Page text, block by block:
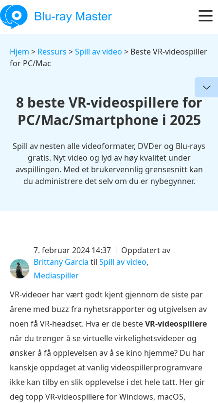
Hjem > Ressurs >Spill av video > Beste VR-videospiller
for PC/Mac
8 beste VR-videospillere for
PC/Mac/Smartphone i 2025
Spill av nesten alle videoformater, DVDer og Blu-rays
gratis. Nyt video og lyd av høy kvalitet under
avspillingen. Med et brukervennlig grensesnitt kan
du administrere det selv om du er nybegynner.
7. februar 2024 14:37
Oppdatert av
Brittany Garcia til Spill av video,
Mediaspiller
VR-videoer har vært godt kjent gjennom de siste par
årene med buzz fra nyhetsrapporter og utgivelsen av
noen få VR-headset. Hva er de besteVR-videospillere
når du trenger å se virtuelle virkelighetsvideoer og
ønsker å få opplevelsen av å se kino hjemme? Du har
kanskje oppdaget at vanlig videospillerprogramvare
ikke kan tilby en slik opplevelse i det hele tatt. Her gir
deg topp VR-videospillere for Windows, macOS,